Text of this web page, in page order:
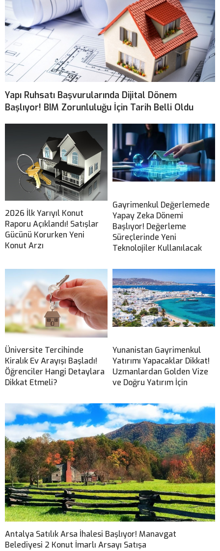
Yapı Ruhsatı Başvurularında Dijital Dönem
Başlıyor! BIM Zorunluluğu İçin Tarih Belli Oldu
2026 İlk Yarıyıl Konut
Raporu Açıklandı! Satışlar
Gücünü Korurken Yeni
Konut Arzı
Gayrimenkul Değerlemede
Yapay Zeka Dönemi
Başlıyor! Değerleme
Süreçlerinde Yeni
Teknolojiler Kullanılacak
Üniversite Tercihinde
Kiralık Ev Arayışı Başladı!
Öğrenciler Hangi Detaylara
Dikkat Etmeli?
Yunanistan Gayrimenkul
Yatırımı Yapacaklar Dikkat!
Uzmanlardan Golden Vize
ve Doğru Yatırım İçin
Antalya Satılık Arsa İhalesi Başlıyor! Manavgat
Belediyesi 2 Konut İmarlı Arsayı Satışa